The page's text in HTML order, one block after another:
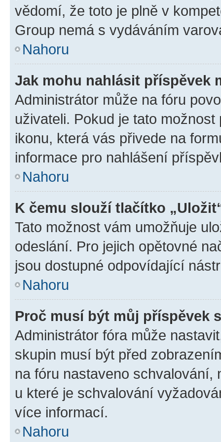
vědomí, že toto je plně v
Group nemá s vydáváním
Nahoru
Jak mohu nahlásit příspěvek
Administrátor může na fóru
uživateli. Pokud je tato
ikonu, která vás přivede na
informace pro nahlášení
Nahoru
K čemu slouží tlačítko
Tato možnost vám umožňuje
odeslání. Pro jejich opětovné
jsou dostupné odpovídající
Nahoru
Proč musí být můj příspěvek
Administrátor fóra může
skupin musí být před
na fóru nastaveno schvalování,
u které je schvalování
více informací.
Nahoru